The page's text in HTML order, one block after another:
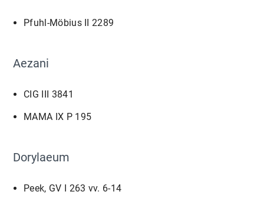
Pfuhl-Möbius II 2289
Aezani
CIG III 3841
MAMA IX P 195
Dorylaeum
Peek, GV I 263 vv. 6-14